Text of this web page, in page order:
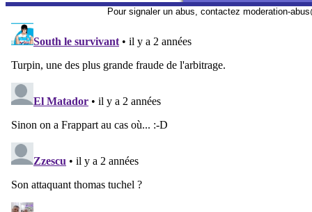
Pour signaler un abus, contactez moderation-